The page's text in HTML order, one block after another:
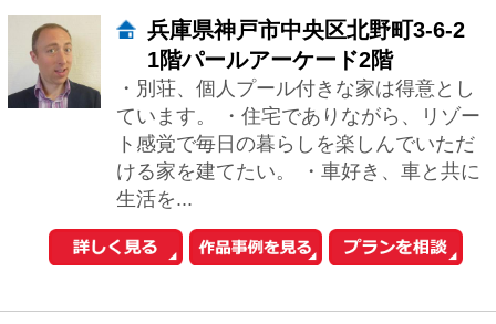
小泉：自然素材を使うこと。それは、今
の時代が日常生活の中から切り捨ててき
た感覚を、取り戻そうとする行為なの
だ、と言えると思います。「触れて気持
ちいい」「い...
（林建築設計室）
大阪府大阪市中央区本町4-4-5ナカ